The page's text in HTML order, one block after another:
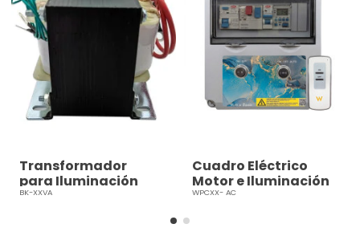
Transformador
para Iluminación
Piscina LED 12V AC
BK-XXVA
Cuadro Eléctrico
Motor e Iluminación
12V AC
WPCXX- AC